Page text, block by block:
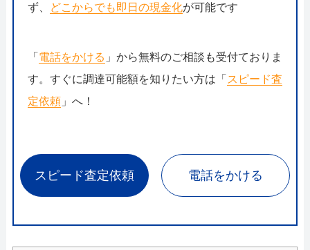
ず、
どこからでも即日の現金化が可能です
「 電話をかける 」から無料のご相談も受付ておりま
す。すぐに調達可能額を知りたい方は「 スピード査
定依頼」へ！
スピード査定依頼 電話をかける